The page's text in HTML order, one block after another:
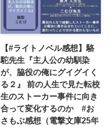
【#ライトノベル感想】駱
駝先生『主人公の幼馴染
が、脇役の俺にグイグイく
る２』 前の人生で見た転校
生のストーカー事件に向き
合って変化するのか #お
さもぶ感想（電撃文庫25年